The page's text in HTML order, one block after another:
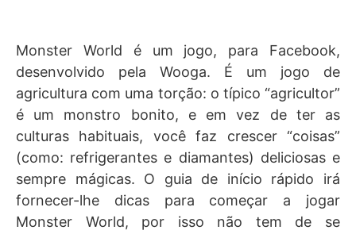
Monster World é um jogo, para Facebook,
desenvolvido pela Wooga. É um jogo de
agricultura com uma torção: o típico “agricultor”
é um monstro bonito, e em vez de ter as
culturas habituais, você faz crescer “coisas”
(como: refrigerantes e diamantes) deliciosas e
sempre mágicas. O guia de início rápido irá
fornecer-lhe dicas para começar a jogar
Monster World, por isso não tem de se